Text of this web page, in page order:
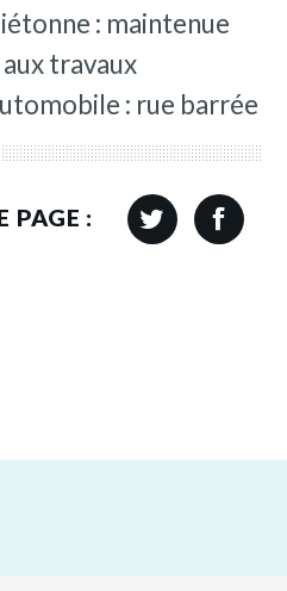
: maintenue
travaux
: rue barrée
PAGE :